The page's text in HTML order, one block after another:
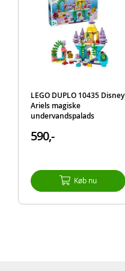
LEGO DUPLO 10435 Disney
Ariels magiske
undervandspalads
590,-
Køb nu